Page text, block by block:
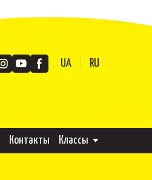
UA RU
Контакты Классы